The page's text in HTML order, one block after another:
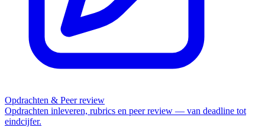
Opdrachten & Peer review
Opdrachten inleveren, rubrics en peer review — van deadline tot
eindcijfer.